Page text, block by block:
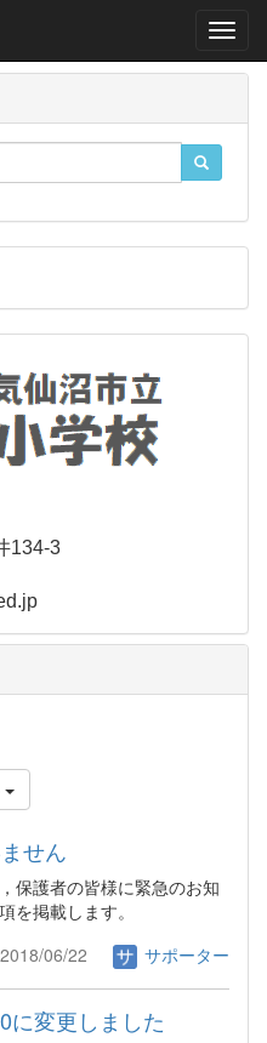
134-3
せん
保護者の皆様に緊急のお知
を掲載します。
2018/06/22 サポーター
に変更しました